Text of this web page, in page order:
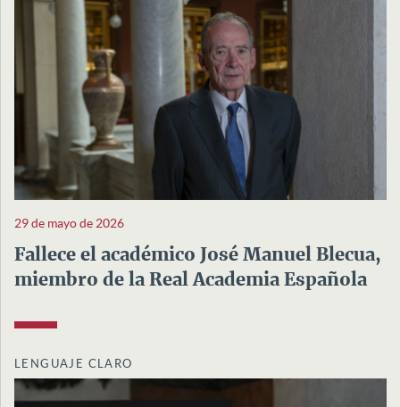
29 de mayo de 2026
Fallece el académico José Manuel Blecua,
miembro de la Real Academia Española
LENGUAJE CLARO